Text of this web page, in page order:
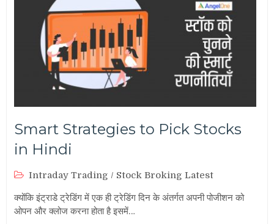
Smart Strategies to Pick Stocks
in Hindi
Intraday Trading / Stock Broking Latest
क्योंकि इंट्राडे ट्रेडिंग में एक ही ट्रेडिंग दिन के अंतर्गत अपनी पोजीशन को
ओपन और क्लोज करना होता है इसमें…